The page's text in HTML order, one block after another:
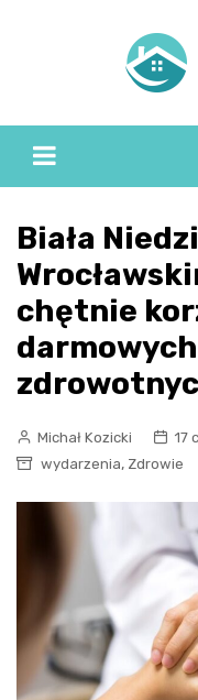
Biała
chętnie
Michał Kozicki
17
wydarzenia, Zdrowie